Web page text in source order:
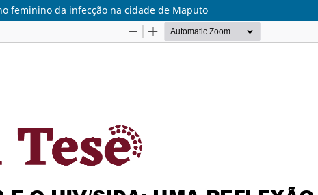
feminino da infecção na cidade de Maputo